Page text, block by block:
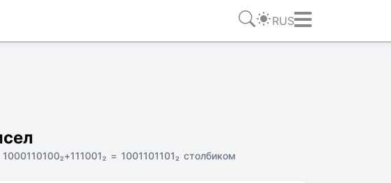
RUS
= 1001101101₂ столбиком